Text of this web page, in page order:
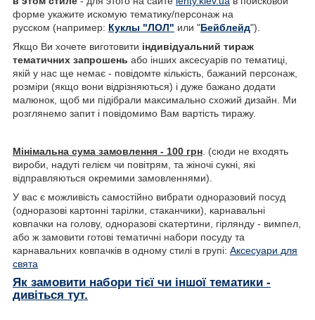
форме укажите искомую тематику/персонаж на
русском (например: Куклы "ЛОЛ" или "Бейблейд").
Якщо Ви хочете виготовити індивідуальний тираж
тематичних запрошень або інших аксесуарів по тематиці
якій у нас ще немає - повідомте кількість бажаний персонаж
розміри (якщо вони відрізняються) і дуже бажано додати
малюнок щоб ми підібрали максимально схожий дизайн
Ми
розглянемо запит і повідомимо Вам вартість тиражу.
Мінімальна сума замовлення - 100 грн . (сюди не входять
вироби, надуті гелієм чи повітрям, та жіночі сукні, які
відправляються окремими замовленнями).
У вас є можливість самостійно вибрати одноразовий посуд
(одноразові картонні тарілки стаканчики)
карнавальні
ковпачки на голову, одноразові скатертини гірлянду - вимпел
або ж замовити готові тематичні набори посуду та
карнавальних ковпачків в одному стилі в групі: Аксесуари для
свята
Як замовити набори тієї чи іншої тематики -
дивіться тут.